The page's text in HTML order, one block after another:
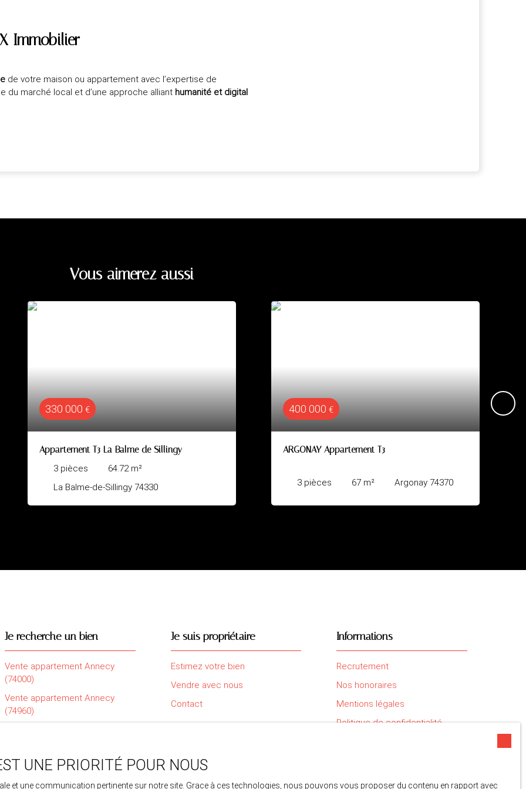
Immobilier
de votre maison ou appartement avec l’expertise de
du marché local et d’une approche alliant humanité et digital
Vous aimerez aussi
400 000
ARGONAY Appartement T3
pièces 67m²
239 000
Appartement T2- Bonne
2 pièces 52.5m² Bonne 74380
Je recherche un bien
Vente appartement Annecy
(74000)
Vente appartement Annecy
(74960)
Vente maison Sillingy (74330)
Vente maison Amancy (74800)
Je suis propriétaire
Estimez votre bien
Vendre avec nous
Contact
Informations
Recrutement
Nos honoraires
Mentions légales
Politique de confidentialité
UNE PRIORITÉ POUR NOUS
et une communication pertinente sur notre site. Grace à ces technologies, nous pouvons vous proposer du contenu en rapport avec